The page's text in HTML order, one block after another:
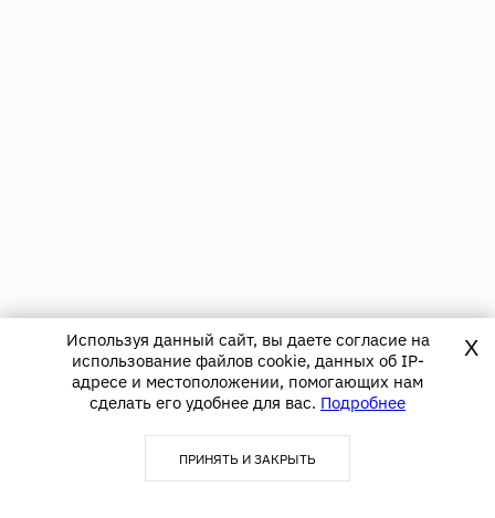
Используя данный сайт, вы даете согласие на
использование файлов cookie, данных об IP-
адресе и местоположении, помогающих нам
сделать его удобнее для вас. Подробнее
ПРИНЯТЬ И ЗАКРЫТЬ
X